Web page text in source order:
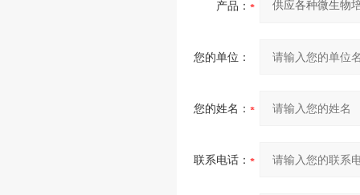
产品：
您的单位：
您的姓名：
联系电话：